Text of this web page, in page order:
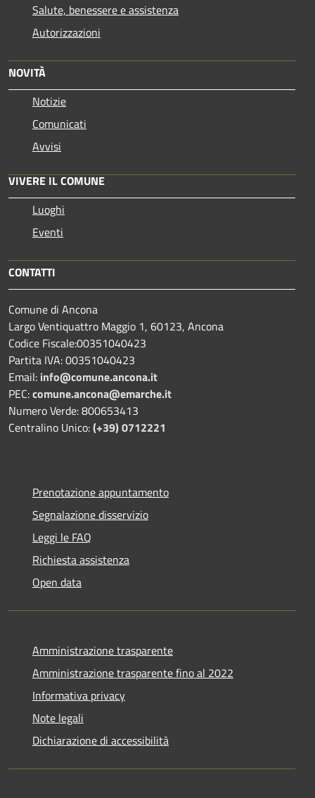
Salute, benessere e assistenza
Autorizzazioni
NOVITÀ
Notizie
Comunicati
Avvisi
VIVERE IL COMUNE
Luoghi
Eventi
CONTATTI
Comune di Ancona
Largo Ventiquattro Maggio 1, 60123, Ancona
Codice Fiscale:00351040423
Partita IVA: 00351040423
Email: info@comune.ancona.it
PEC:comune.ancona@emarche.it
Numero Verde: 800653413
Centralino Unico:(+39) 0712221
Prenotazione appuntamento
Segnalazione disservizio
Leggi le FAQ
Richiesta assistenza
Open data
Amministrazione trasparente
Amministrazione trasparente fino al 2022
Informativa privacy
Note legali
Dichiarazione di accessibilità